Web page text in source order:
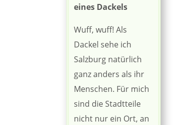
eines Dackels
Wuff, wuff! Als
Dackel sehe ich
Salzburg natürlich
ganz anders als ihr
Menschen. Für mich
sind die Stadtteile
nicht nur ein Ort, an